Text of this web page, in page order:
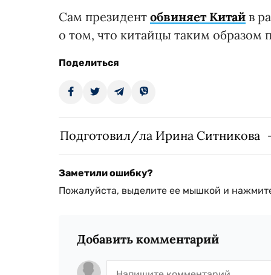
Сам президент обвиняет Китай в
о том, что китайцы таким образом
Поделиться
Подготовил/ла Ирина Ситникова
Заметили ошибку?
Пожалуйста, выделите ее мышкой и
Добавить комментарий